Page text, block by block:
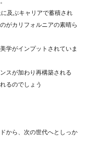
及ぶキャリアで蓄積され
がカリフォルニアの素晴ら
学がインプットされていま
スが加わり再構築される
るのでしょう
から、次の世代へとしっか